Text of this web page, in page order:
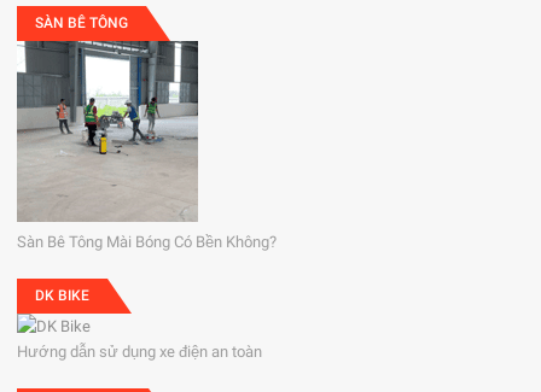
SÀN BÊ TÔNG
Sàn Bê Tông Mài Bóng Có Bền Không?
DK BIKE
Hướng dẫn sử dụng xe điện an toàn